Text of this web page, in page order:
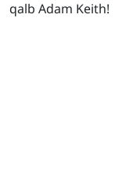
qalb Adam Keith!